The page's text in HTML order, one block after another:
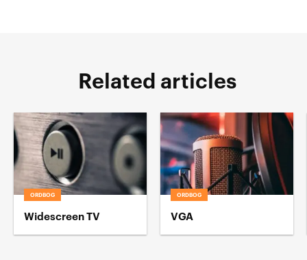
Related articles
ORDBOG
Widescreen TV
ORDBOG
VGA